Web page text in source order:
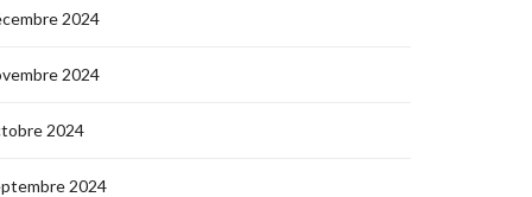
2024
2024
2024
2024